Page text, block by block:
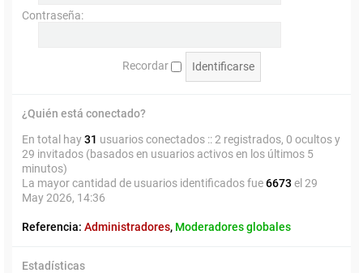
Contraseña:
Recordar
¿Quién está conectado?
En total hay31 usuarios conectados :: 2 registrados, 0 ocultos y
29 invitados (basados en usuarios activos en los últimos 5
minutos)
La mayor cantidad de usuarios identificados fue6673 el 29
May 2026, 14:36
Referencia: Administradores, Moderadores globales
Estadísticas